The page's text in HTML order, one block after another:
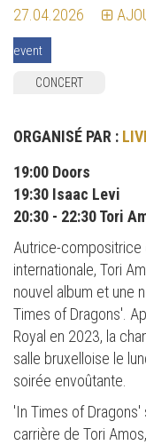
27.04.2026
event
CONCERT
ORGANISÉ PAR :
19:00 Doors
19:30 Isaac Levi
20:30 - 22:30 Tori
Autrice-compositrice
internationale, Tori
nouvel album et une
Times of Dragons'.
Royal en 2023, la
salle bruxelloise le
soirée envoûtante.
'In Times of
carrière de Tori